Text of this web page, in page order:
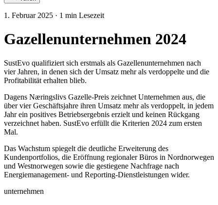
1. Februar 2025 · 1 min Lesezeit
Gazellenunternehmen 2024
SustEvo qualifiziert sich erstmals als Gazellenunternehmen nach
vier Jahren, in denen sich der Umsatz mehr als verdoppelte und die
Profitabilität erhalten blieb.
Dagens Næringslivs Gazelle-Preis zeichnet Unternehmen aus, die
über vier Geschäftsjahre ihren Umsatz mehr als verdoppelt, in jedem
Jahr ein positives Betriebsergebnis erzielt und keinen Rückgang
verzeichnet haben. SustEvo erfüllt die Kriterien 2024 zum ersten
Mal.
Das Wachstum spiegelt die deutliche Erweiterung des
Kundenportfolios, die Eröffnung regionaler Büros in Nordnorwegen
und Westnorwegen sowie die gestiegene Nachfrage nach
Energiemanagement- und Reporting-Dienstleistungen wider.
unternehmen